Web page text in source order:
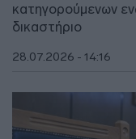
κατηγορούμενων
δικαστήριο
28.07.2026 - 14:16